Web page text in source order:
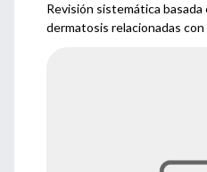
Revisión sistemática
dermatosis relacionadas